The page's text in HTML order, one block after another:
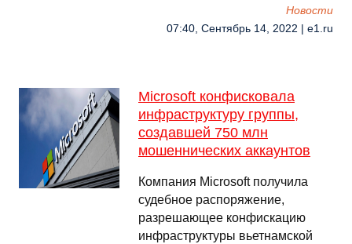
Новости
07:40, Сентябрь 14, 2022 | e1.ru
Microsoft конфисковала
инфраструктуру группы,
создавшей 750 млн
мошеннических аккаунтов
Компания Microsoft получила
судебное распоряжение,
разрешающее конфискацию
инфраструктуры вьетнамской